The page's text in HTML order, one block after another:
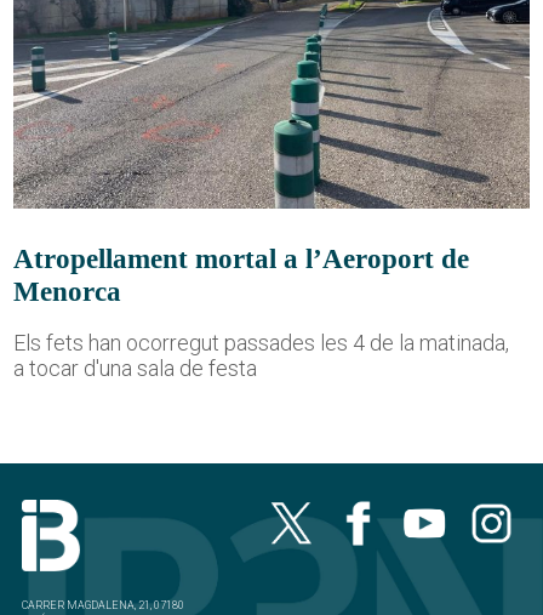
Atropellament mortal a l’Aeroport de
Menorca
Els fets han ocorregut passades les 4 de la matinada,
a tocar d'una sala de festa
CARRER MAGDALENA, 21, 07180